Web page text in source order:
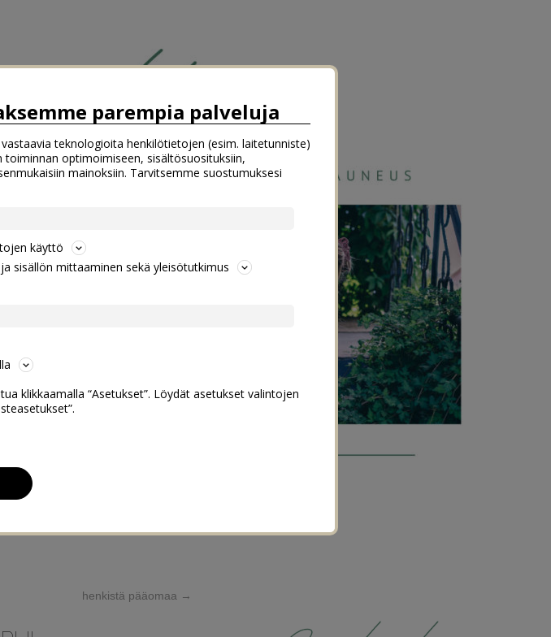
henkistä pääomaa →
parempia palveluja
teknologioita henkilötietojen (esim. laitetunniste)
optimoimiseen, sisältösuosituksiin,
mainoksiin. Tarvitsemme suostumuksesi
käyttö
sisällön mittaaminen sekä yleisötutkimus
klikkaamalla “Asetukset”. Löydät asetukset valintojen